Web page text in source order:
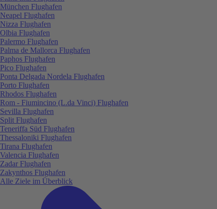
München Flughafen
Neapel Flughafen
Nizza Flughafen
Olbia Flughafen
Palermo Flughafen
Palma de Mallorca Flughafen
Paphos Flughafen
Pico Flughafen
Ponta Delgada Nordela Flughafen
Porto Flughafen
Rhodos Flughafen
Rom - Fiumincino (L.da Vinci) Flughafen
Sevilla Flughafen
Split Flughafen
Teneriffa Süd Flughafen
Thessaloniki Flughafen
Tirana Flughafen
Valencia Flughafen
Zadar Flughafen
Zakynthos Flughafen
Alle Ziele im Überblick